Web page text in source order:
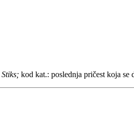
Stiks; kod kat.: poslednja pričest koja se